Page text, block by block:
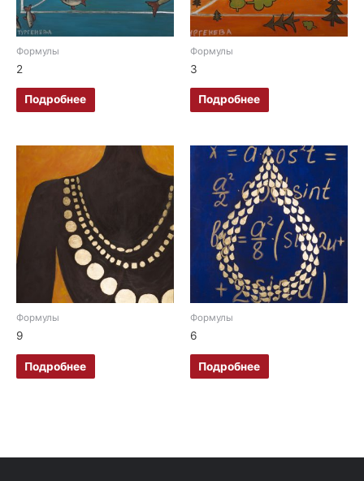
Формулы
2
Подробнее
Формулы
3
Подробнее
Формулы
9
Подробнее
Формулы
6
Подробнее